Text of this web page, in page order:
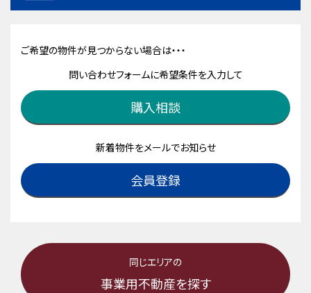
ご希望の物件が見つからない場合は・・・
問い合わせフォームに希望条件を入力して
購入相談
新着物件をメールでお知らせ
会員登録
同じエリアの
事業用不動産を探す